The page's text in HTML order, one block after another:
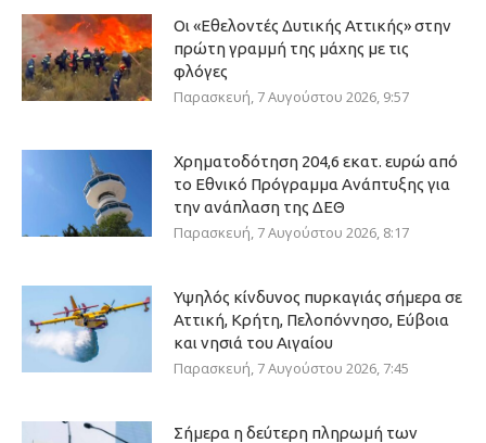
Οι «Εθελοντές Δυτικής Αττικής» στην
πρώτη γραμμή της μάχης με τις
φλόγες
Παρασκευή, 7 Αυγούστου 2026, 9:57
Χρηματοδότηση 204,6 εκατ. ευρώ από
το Εθνικό Πρόγραμμα Ανάπτυξης για
την ανάπλαση της ΔΕΘ
Παρασκευή, 7 Αυγούστου 2026, 8:17
Υψηλός κίνδυνος πυρκαγιάς σήμερα σε
Αττική, Κρήτη, Πελοπόννησο, Εύβοια
και νησιά του Αιγαίου
Παρασκευή, 7 Αυγούστου 2026, 7:45
Σήμερα η δεύτερη πληρωμή των